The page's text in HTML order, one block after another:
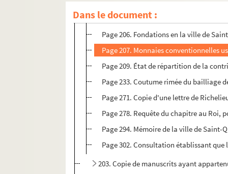
Dans le document :
Page 204. Acte authentique de
Page 205. Relation de miracle. 1673
Page 206. Fondations en la ville de
Page 207. Monnaies conventionnelles
Page 209. État de répartition de la
Page 233. Coutume rimée du bailliage
Page 271. Copie d'une lettre de
Page 278. Requête du chapitre au
Page 294. Mémoire de la ville de
Page 302. Consultation établissant
203. Copie de manuscrits ayant